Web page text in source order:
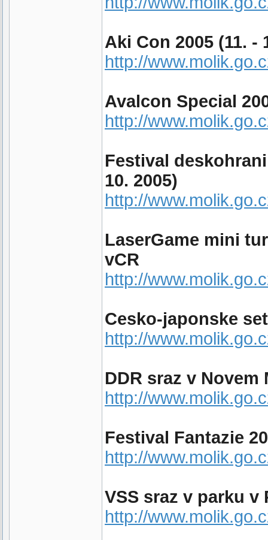
Aki Con 2005 (11. -
http://
Avalcon Special
http://
Festival
10. 2005)
http://
LaserGame mini
vCR
http://
Cesko-japonske
http://
DDR sraz v Novem
http://
Festival Fantazie
http://
VSS sraz v parku v
http://